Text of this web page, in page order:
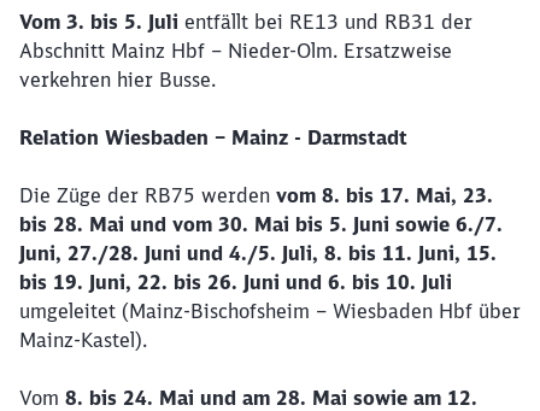
Vom 3. bis 5. Juli entfällt bei RE13 und RB31 der
Abschnitt Mainz Hbf – Nieder-Olm. Ersatzweise
verkehren hier Busse.
Relation Wiesbaden – Mainz - Darmstadt
Die Züge der RB75 werden vom 8. bis 17. Mai, 23.
bis 28. Mai und vom 30. Mai bis 5. Juni sowie 6./7.
Juni, 27./28. Juni und 4./5. Juli, 8. bis 11. Juni, 15.
bis 19. Juni, 22. bis 26. Juni und 6. bis 10. Juli
umgeleitet (Mainz-Bischofsheim – Wiesbaden Hbf über
Mainz-Kastel).
Vom 8. bis 24. Mai und am 28. Mai sowie am 12.